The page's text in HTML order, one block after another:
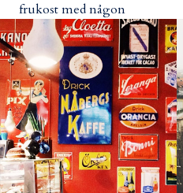
frukost med någon